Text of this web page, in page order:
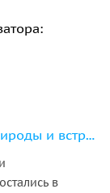
Удавалаве — сафари среди дикой природы и встреча со слонятами
в